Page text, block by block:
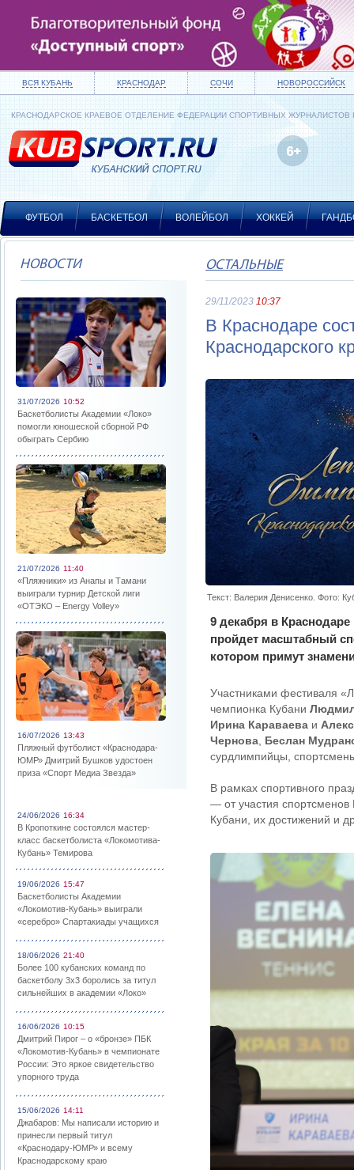
ВСЯ КУБАНЬ КРАСНОДАР СОЧИ НОВОРОССИЙСК
КРАСНОДАРСКОЕ КРАЕВОЕ ОТДЕЛЕНИЕ ФЕДЕРАЦИИ СПОРТИВНЫХ ЖУРНАЛИСТОВ
ФУТБОЛ БАСКЕТБОЛ ВОЛЕЙБОЛ ХОККЕЙ
НОВОСТИ
31/07/2026 10:52
Баскетболисты Академии «Локо»
помогли юношеской сборной РФ
обыграть Сербию
21/07/2026 11:40
«Пляжники» из Анапы и Тамани
выиграли турнир Детской лиги
«ОТЭКО – Energy Volley»
16/07/2026 13:43
Пляжный футболист «Краснодара-
ЮМР» Дмитрий Бушков удостоен
приза «Спорт Медиа Звезда»
24/06/2026 16:34
В Кропоткине состоялся мастер-
класс баскетболиста «Локомотива-
Кубань» Темирова
19/06/2026 15:47
Баскетболисты Академии
«Локомотив-Кубань» выиграли
«серебро» Спартакиады учащихся
18/06/2026 21:40
Более 100 кубанских команд по
баскетболу 3х3 боролись за титул
сильнейших в академии «Локо»
16/06/2026 10:15
Дмитрий Пирог – о «бронзе» ПБК
«Локомотив-Кубань» в чемпионате
России: Это яркое свидетельство
упорного труда
15/06/2026 14:11
Джабаров: Мы написали историю и
принесли первый титул
«Краснодару-ЮМР» и всему
Краснодарскому краю
ОСТАЛЬНЫЕ
29/11/2023 10:37
В Краснодаре
Краснодарского
Текст: Валерия Денисенко. Фото:
9 декабря в
пройдет масштабный
котором примут
Участниками фестиваля
чемпионка Кубани
Ирина Караваева и
Чернова Беслан
сурдлимпийцы,
В рамках спортивного
— от участия
Кубани, их достижений и